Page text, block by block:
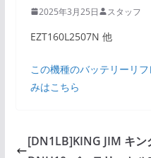
2025年3月25日 スタッフ
EZT160L2507N 他
この機種のバッテリーリ
みはこちら
[DN1LB]KING JIM キ